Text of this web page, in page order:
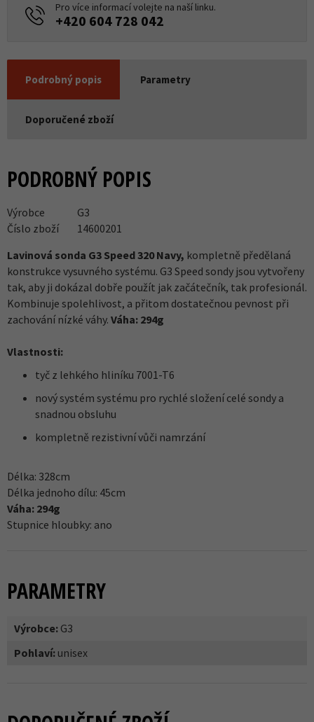
Pro více informací volejte na naší linku.
+420 604 728 042
Podrobný popis Parametry
Doporučené zboží
PODROBNÝ POPIS
Výrobce
G3
Číslo zboží
14600201
Lavinová sonda G3 Speed 320 Navy, kompletně předělaná
konstrukce vysuvného systému. G3 Speed sondy jsou vytvořeny
tak, aby ji dokázal dobře použít jak začátečník, tak profesionál.
Kombinuje spolehlivost, a přitom dostatečnou pevnost při
zachování nízké váhy. Váha: 294g
Vlastnosti:
tyč z lehkého hliníku 7001-T6
nový systém systému pro rychlé složení celé sondy a
snadnou obsluhu
kompletně rezistivní vůči namrzání
Délka: 328cm
Délka jednoho dílu: 45cm
Váha: 294g
Stupnice hloubky: ano
PARAMETRY
Výrobce: G3
Pohlaví: unisex